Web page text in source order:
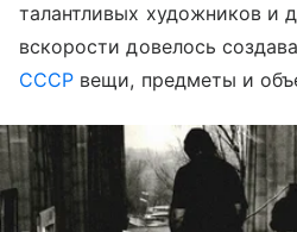
талантливых художников и
вскорости довелось
СССР вещи, предметы и